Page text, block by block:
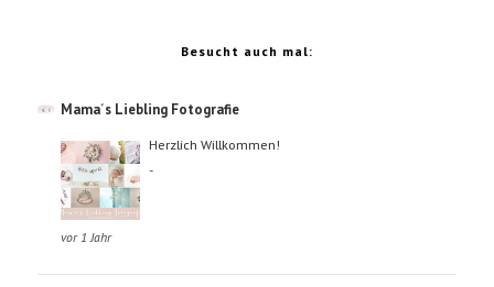
Besucht auch mal:
Mama´s Liebling Fotografie
Herzlich Willkommen!
-
vor 1 Jahr